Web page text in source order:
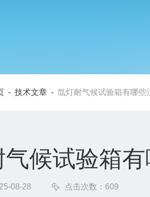
- 技术文章 - 氙灯耐气候试验箱有哪些
候试验箱
08-28 点击次数：609